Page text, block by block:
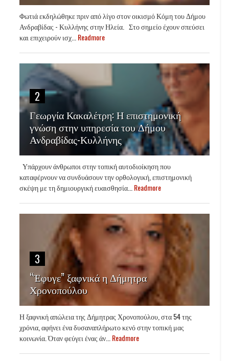
Φωτιά εκδηλώθηκε πριν από λίγο στον οικισμό Κόμη του Δήμου
Ανδραβίδας - Κυλλήνης στην Ηλεία. Στο σημείο έχουν σπεύσει
και επιχειρούν ισχ... Readmore
2
Γεωργία Κακαλέτρη: Η επιστημονική
γνώση στην υπηρεσία του Δήμου
Ανδραβίδας-Κυλλήνης
Υπάρχουν άνθρωποι στην τοπική αυτοδιοίκηση που
καταφέρνουν να συνδυάσουν την ορθολογική, επιστημονική
σκέψη με τη δημιουργική ευαισθησία... Readmore
3
“Έφυγε” ξαφνικά η Δήμητρα
Χρονοπούλου
Η ξαφνική απώλεια της Δήμητρας Χρονοπούλου, στα 54 της
χρόνια, αφήνει ένα δυσαναπλήρωτο κενό στην τοπική μας
κοινωνία. Όταν φεύγει ένας άν... Readmore